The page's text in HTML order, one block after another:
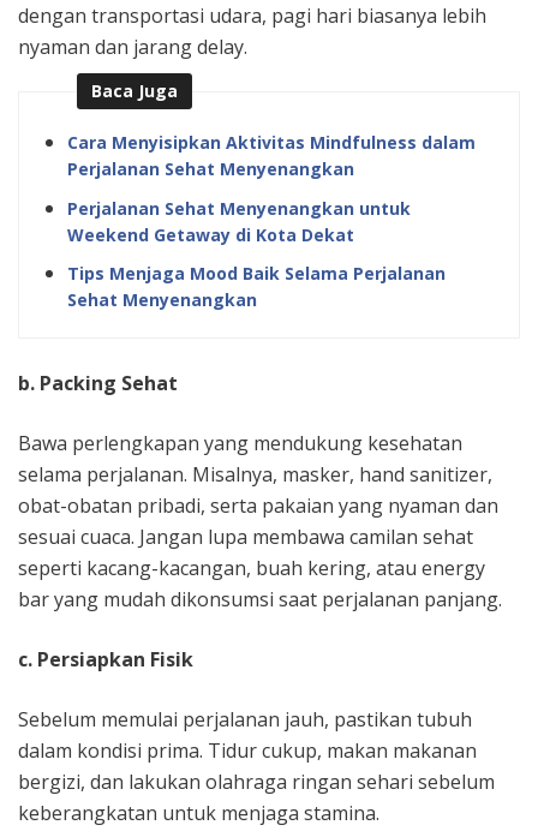
dengan transportasi udara, pagi hari biasanya lebih
nyaman dan jarang delay.
Baca Juga
Cara Menyisipkan Aktivitas Mindfulness dalam
Perjalanan Sehat Menyenangkan
Perjalanan Sehat Menyenangkan untuk
Weekend Getaway di Kota Dekat
Tips Menjaga Mood Baik Selama Perjalanan
Sehat Menyenangkan
b. Packing Sehat
Bawa perlengkapan yang mendukung kesehatan
selama perjalanan. Misalnya, masker, hand sanitizer,
obat-obatan pribadi, serta pakaian yang nyaman dan
sesuai cuaca. Jangan lupa membawa camilan sehat
seperti kacang-kacangan, buah kering, atau energy
bar yang mudah dikonsumsi saat perjalanan panjang.
c. Persiapkan Fisik
Sebelum memulai perjalanan jauh, pastikan tubuh
dalam kondisi prima. Tidur cukup, makan makanan
bergizi, dan lakukan olahraga ringan sehari sebelum
keberangkatan untuk menjaga stamina.